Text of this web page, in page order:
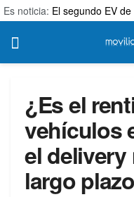
Es noticia: El segundo EV
¿Es el
vehículos
el delivery
largo